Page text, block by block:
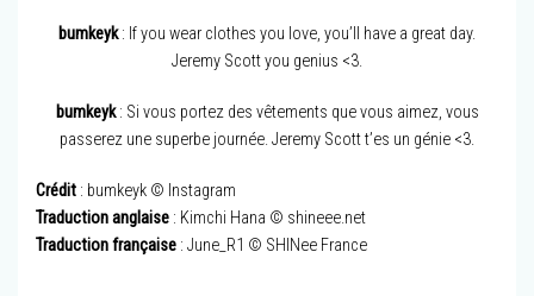
bumkeyk: If you wear clothes you love, you’ll have a great day.
Jeremy Scott you genius <3.
bumkeyk: Si vous portez des vêtements que vous aimez, vous
passerez une superbe journée. Jeremy Scott t’es un génie <3.
Crédit : bumkeyk © Instagram
Traduction anglaise : Kimchi Hana © shineee.net
Traduction française : June_R1 © SHINee France